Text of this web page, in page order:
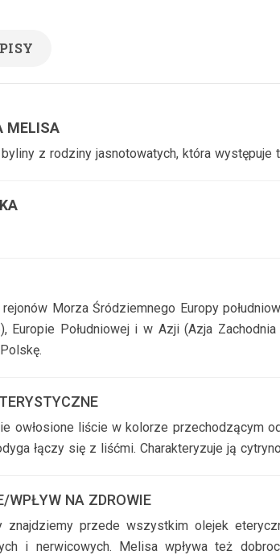
MELISA
z rodziny jasnotowatych, która
Morza Śródziemnego Europy
Europie Południowej i w Azji (Azja
owłosione liście w kolorze przechodzącym
łączy się z liśćmi. Charakteryzuje ją
WPŁYW NA ZDROWIE
znajdziemy przede wszystkim olejek
i nerwicowych. Melisa wpływa też